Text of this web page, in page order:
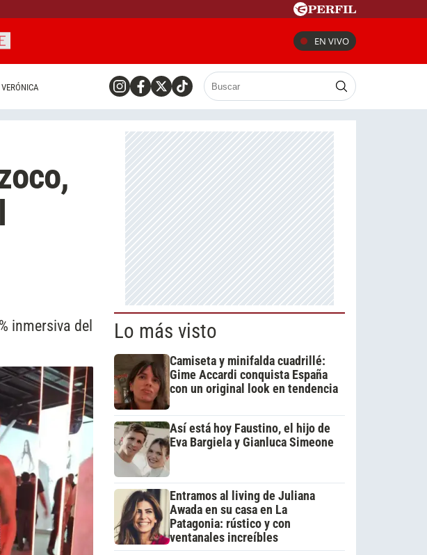
EN VIVO
inmersiva del
Lo más visto
Camiseta y minifalda cuadrillé:
Gime Accardi conquista España
con un original look en tendencia
Así está hoy Faustino, el hijo de
Eva Bargiela y Gianluca Simeone
Entramos al living de Juliana
Awada en su casa en La
Patagonia: rústico y con
ventanales increíbles